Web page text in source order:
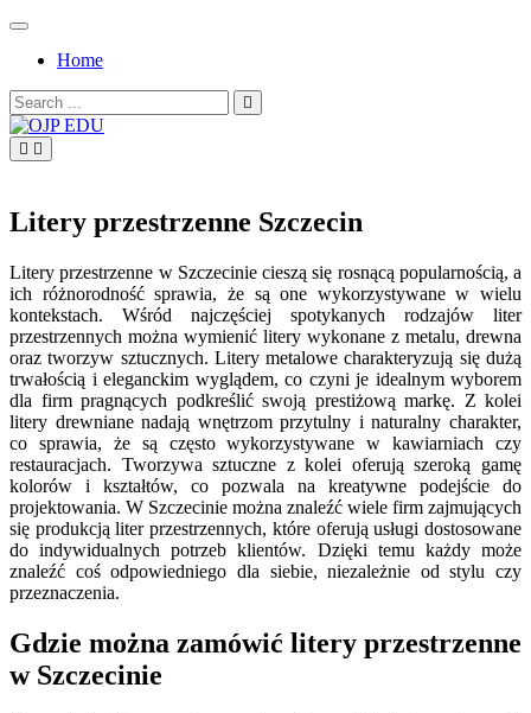
Skip
contentHome
Search
for:
Litery przestrzenne Szczecin
Litery przestrzenne w Szczecinie cieszą się rosnącą popularnością, a
ich różnorodność sprawia, że są one wykorzystywane w wielu
kontekstach. Wśród najczęściej spotykanych rodzajów liter
przestrzennych można wymienić litery wykonane z metalu, drewna
oraz tworzyw sztucznych. Litery metalowe charakteryzują się dużą
trwałością i eleganckim wyglądem, co czyni je idealnym wyborem
dla firm pragnących podkreślić swoją prestiżową markę. Z kolei
litery drewniane nadają wnętrzom przytulny i naturalny charakter,
co sprawia, że są często wykorzystywane w kawiarniach czy
restauracjach. Tworzywa sztuczne z kolei oferują szeroką gamę
kolorów i kształtów, co pozwala na kreatywne podejście do
projektowania. W Szczecinie można znaleźć wiele firm zajmujących
się produkcją liter przestrzennych, które oferują usługi dostosowane
do indywidualnych potrzeb klientów. Dzięki temu każdy może
znaleźć coś odpowiedniego dla siebie, niezależnie od stylu czy
przeznaczenia.
Gdzie można zamówić litery przestrzenne
w Szczecinie